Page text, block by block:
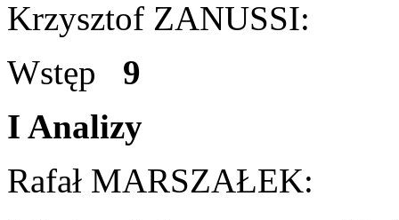
Krzysztof ZANUSSI:
Wstęp 9
I Analizy
Rafał MARSZAŁEK: